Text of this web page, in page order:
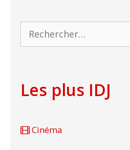
Rechercher :
Les plus IDJ
Cinéma